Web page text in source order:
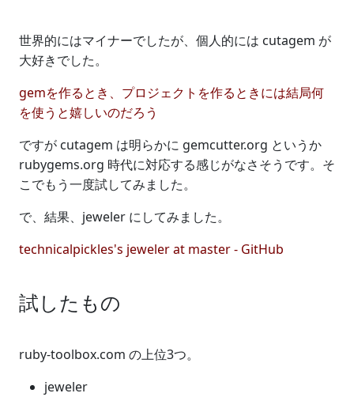
世界的にはマイナーでしたが、個人的には cutagem が
大好きでした。
gemを作るとき、プロジェクトを作るときには結局何
を使うと嬉しいのだろう
ですが cutagem は明らかに gemcutter.org というか
rubygems.org 時代に対応する感じがなさそうです。そ
こでもう一度試してみました。
で、結果、jeweler にしてみました。
technicalpickles's jeweler at master - GitHub
試したもの
ruby-toolbox.com の上位3つ。
jeweler